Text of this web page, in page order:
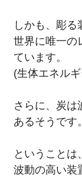
しかも、彫る
世界に唯一の
ています。
(生体エネル
さらに、炭は
あるそうです。
ということは、
波動の高い装